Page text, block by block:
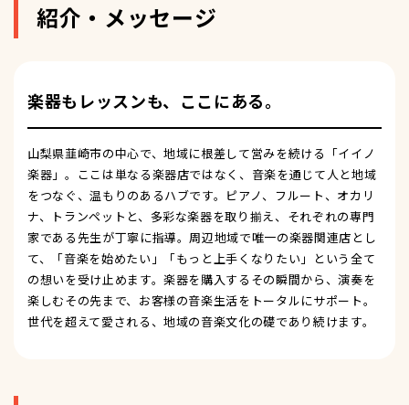
紹介・メッセージ
楽器もレッスンも、ここにある。
山梨県韮崎市の中心で、地域に根差して営みを続ける「イイノ
楽器」。ここは単なる楽器店ではなく、音楽を通じて人と地域
をつなぐ、温もりのあるハブです。ピアノ、フルート、オカリ
ナ、トランペットと、多彩な楽器を取り揃え、それぞれの専門
家である先生が丁寧に指導。周辺地域で唯一の楽器関連店とし
て、「音楽を始めたい」「もっと上手くなりたい」という全て
の想いを受け止めます。楽器を購入するその瞬間から、演奏を
楽しむその先まで、お客様の音楽生活をトータルにサポート。
世代を超えて愛される、地域の音楽文化の礎であり続けます。